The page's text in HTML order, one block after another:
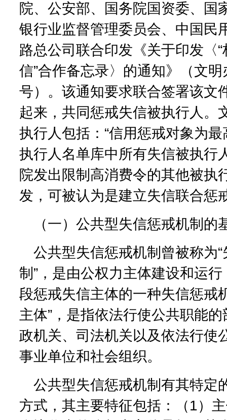
院、公安部、国务院国资委、国
银行业监督管理委员会、中国民
路总公司联合印发《关于印发〈
信”合作备忘录〉的通知》（文
号）。该通知要求联合签署该文
起来，共同惩戒失信被执行人。
执行人包括：“信用惩戒对象为
执行人名单库中所有失信被执行
院发出限制高消费令的其他被执
发，可被认为是建立失信联合惩
（一）公共型失信惩戒机制的
公共型失信惩戒机制曾被称为
制”，是由公权力主体建设和运
段惩戒失信主体的一种失信惩戒
主体”，是指依法行使公共职能
政机关、司法机关以及依法行使
事业单位和社会组织。
公共型失信惩戒机制有其特定
方式，其主要特征包括：（1）